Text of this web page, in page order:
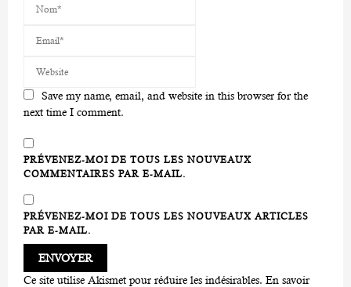
Save my name, email, and website in this browser for the
next time I comment.
PRÉVENEZ-MOI DE TOUS LES NOUVEAUX
COMMENTAIRES PAR E-MAIL.
PRÉVENEZ-MOI DE TOUS LES NOUVEAUX ARTICLES
PAR E-MAIL.
Ce site utilise Akismet pour réduire les indésirables. En savoir